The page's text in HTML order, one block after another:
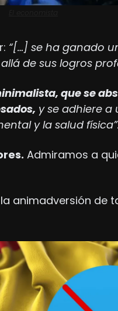
“[…] se ha ganado
de sus logros
que se
y se adhiere a
y la salud
Admiramos a
animadversión de